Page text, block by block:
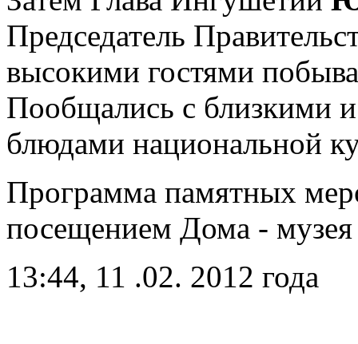
Председатель
высокими гостями
Пообщались с близкими
блюдами национальной
Программа памятных
посещением Дома -
13:44, 11 .02. 2012 года